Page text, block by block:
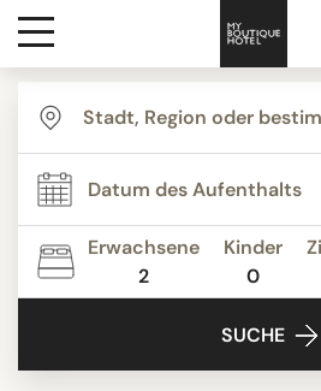
Ziele
Hotelarten
Kontakt
Erwachsene
2
Kinder
0
SUCHE
THEMEN
Agrotourismus
Bed & Breakfast
Boutique Hotels
Budget Hotels
Familienurlaubsorte